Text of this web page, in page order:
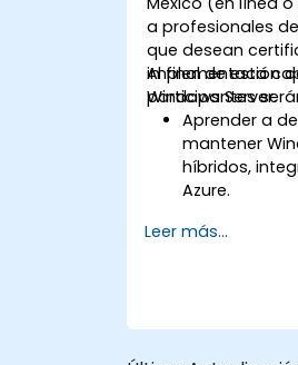
a profesionales
que desean
implementación
Windows Server.
Al final de esta
participantes
Aprender a
mantener
híbridos,
Azure.
administrar
Configurar
Leer más...